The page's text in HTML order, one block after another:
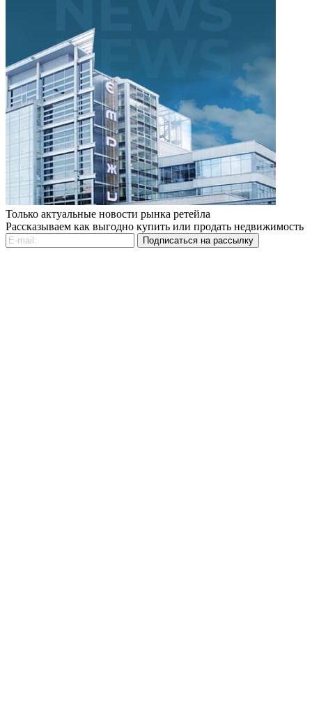
Только актуальные новости рынка ретейла
Рассказываем как выгодно купить или продать недвижимость